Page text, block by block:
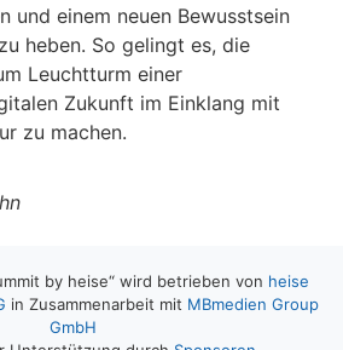
und einem neuen Bewusstsein
heben. So gelingt es, die
Leuchtturm einer
Zukunft im Einklang mit
zu machen.
by heise“ wird betrieben von heise
in Zusammenarbeit mit MBmedien Group
GmbH